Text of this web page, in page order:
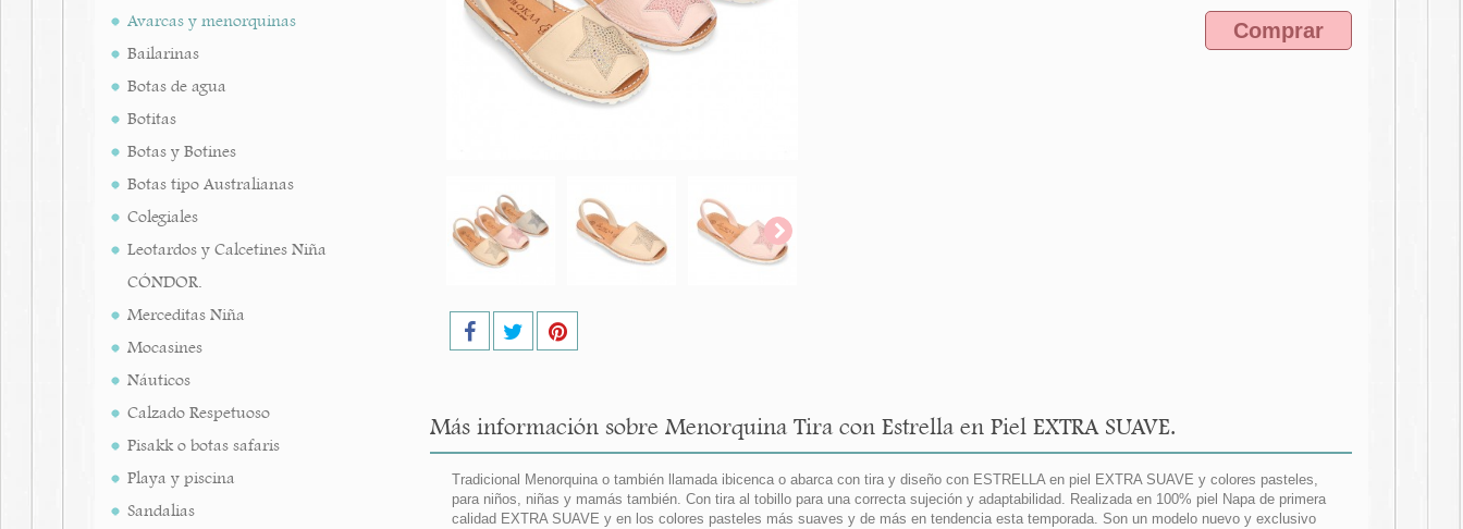
Avarcas y menorquinas
Bailarinas
Botas de agua
Botitas
Botas y Botines
Botas tipo Australianas
Colegiales
Leotardos y Calcetines Niña
CÓNDOR.
Merceditas Niña
Mocasines
Náuticos
Calzado Respetuoso
Pisakk o botas safaris
Playa y piscina
Sandalias
Comprar
Más información sobre Menorquina Tira con Estrella en Piel EXTRA SUAVE.
Tradicional Menorquina o también llamada ibicenca o abarca con tira y diseño con ESTRELLA en piel EXTRA SUAVE y colores pasteles,
para niños, niñas y mamás también. Con tira al tobillo para una correcta sujeción y adaptabilidad. Realizada en 100% piel Napa de primera
calidad EXTRA SUAVE y en los colores pasteles más suaves y de más en tendencia esta temporada. Son un modelo nuevo y exclusivo